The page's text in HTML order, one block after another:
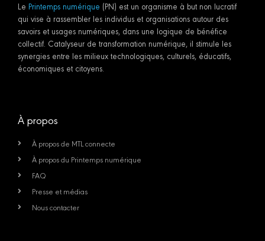
Le Printemps numérique (PN) est un organisme à but non lucratif
qui vise à rassembler les individus et organisations autour des
savoirs et usages numériques, dans une logique de bénéfice
collectif. Catalyseur de transformation numérique, il stimule les
synergies entre les milieux technologiques, culturels, éducatifs,
économiques et citoyens.
À propos
À propos de MTL connecte
À propos du Printemps numérique
FAQ
Presse et médias
Nous contacter